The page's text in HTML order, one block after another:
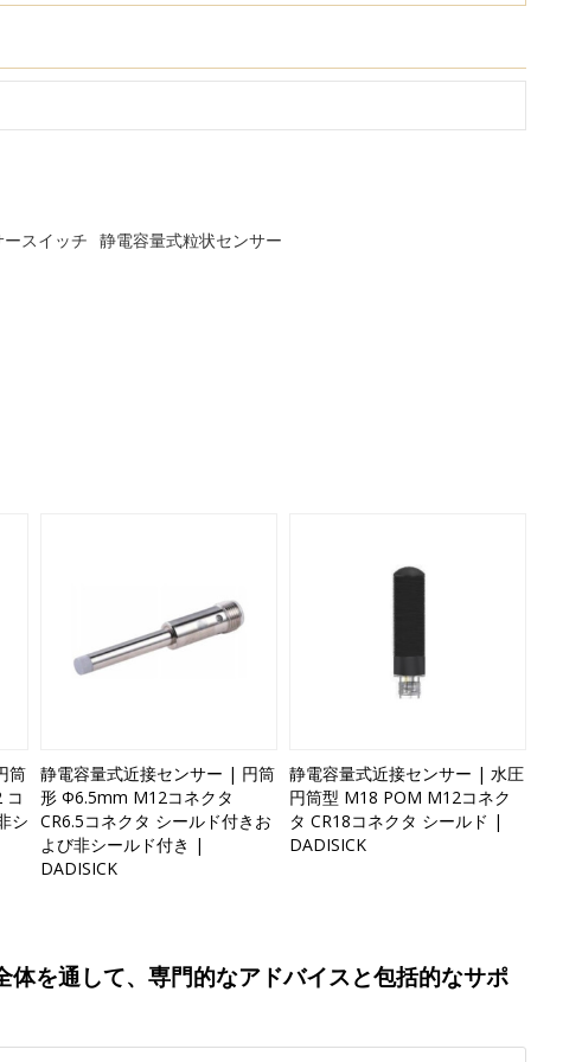
スイッチ 静電容量式粒状センサー
筒
コ
シ
静電容量式近接センサー | 円筒
形 Φ6.5mm M12コネクタ
CR6.5コネクタ シールド付きお
よび非シールド付き |
DADISICK
静電容量式近接センサー | 水圧
円筒型 M18 POM M12コネク
タ CR18コネクタ シールド |
DADISICK
を通して、専門的なアドバイスと包括的なサポ